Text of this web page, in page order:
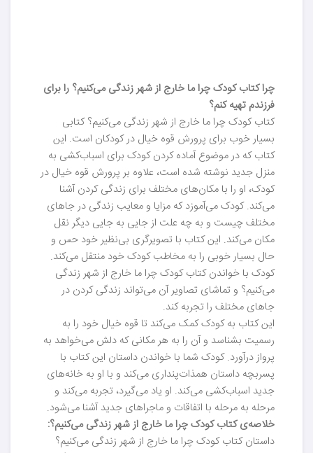
چرا کتاب کودک چرا ما خارج از شهر زندگی می‌کنیم؟ را برای
فرزندم تهیه کنم؟
کتاب کودک چرا ما خارج از شهر زندگی می‌کنیم؟ کتابی
بسیار خوب برای پرورش قوه خیال در کودکان است. این
کتاب که در موضوع آماده کردن کودک برای اسباب‌کشی به
منزل جدید نوشته شده است، علاوه بر پرورش قوه خیال در
کودک، او را با مکان‌های مختلف برای زندگی کردن آشنا
می‌کند. کودک می‌آموزد که مزایا و معایب زندگی در جاهای
مختلف چیست و به چه علت از جایی به جایی دیگر نقل
مکان می‌کند. این کتاب با تصویرگری بی‌نظیر خود حس و
حال بسیار خوبی را به مخاطب کودک خود منتقل می‌کند.
کودک با خواندن کتاب کودک چرا ما خارج از شهر زندگی
می‌کنیم؟ و تماشای تصاویر آن می‌تواند زندگی کردن در
جاهای مختلف را تجربه کند.
این کتاب به کودک کمک می‌‌کند تا قوه خیال خود را به
رسمیت بشناسد و آن را به هر مکانی که دلش می‌خواهد به
پرواز درآورد. کودک شما با خواندن داستان این کتاب با
پسربچه داستان همذات‌پنداری می‌کند و با او به خانه‌های
جدید اسباب‌کشی می‌کند. او یاد می‌گیرد، تجربه می‌کند و
مرحله به مرحله با اتفاقات و ماجراهای جدید آشنا می‌شود.
خلاصه‌ی کتاب کودک چرا ما خارج از شهر زندگی می‌کنیم؟:
داستان کتاب کودک چرا ما خارج از شهر زندگی می‌کنیم؟